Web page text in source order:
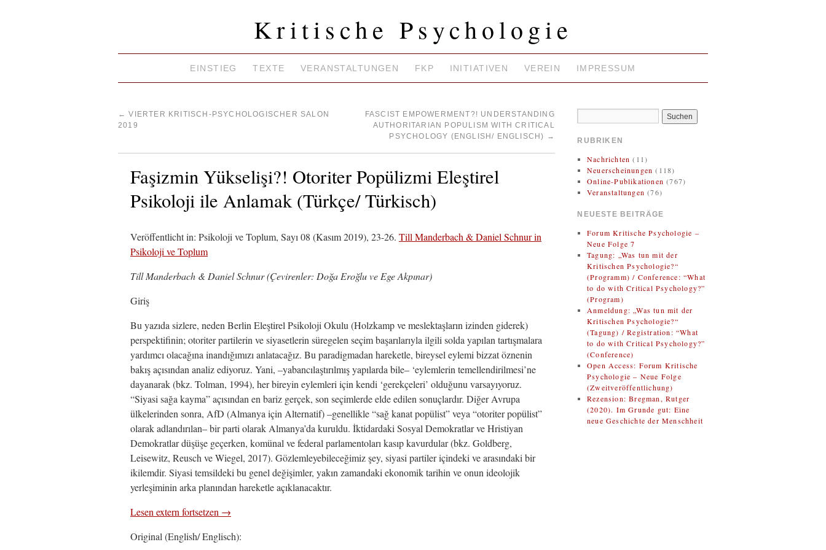
Kritische Psychologie
EINSTIEG TEXTE VERANSTALTUNGEN FKP INITIATIVEN VEREIN IMPRESSUM
← VIERTER KRITISCH-PSYCHOLOGISCHER SALON
2019
FASCIST EMPOWERMENT?! UNDERSTANDING
AUTHORITARIAN POPULISM WITH CRITICAL
PSYCHOLOGY (ENGLISH/ ENGLISCH) →
Faşizmin Yükselişi?! Otoriter Popülizmi Eleştirel
Psikoloji ile Anlamak (Türkçe/ Türkisch)
Veröffentlicht in: Psikoloji ve Toplum, Sayı 08 (Kasım 2019), 23-26. Till Manderbach & Daniel Schnur in
Psikoloji ve Toplum
Till Manderbach & Daniel Schnur (Çevirenler: Doğa Eroğlu ve Ege Akpınar)
Giriş
Bu yazıda sizlere, neden Berlin Eleştirel Psikoloji Okulu (Holzkamp ve meslektaşların izinden giderek)
perspektifinin; otoriter partilerin ve siyasetlerin süregelen seçim başarılarıyla ilgili solda yapılan tartışmalara
yardımcı olacağına inandığımızı anlatacağız. Bu paradigmadan hareketle, bireysel eylemi bizzat öznenin
bakış açısından analiz ediyoruz. Yani, –yabancılaştırılmış yapılarda bile– ‘eylemlerin temellendirilmesi’ne
dayanarak (bkz. Tolman, 1994), her bireyin eylemleri için kendi ‘gerekçeleri’ olduğunu varsayıyoruz.
“Siyasi sağa kayma” açısından en bariz gerçek, son seçimlerde elde edilen sonuçlardır. Diğer Avrupa
ülkelerinden sonra, AfD (Almanya için Alternatif) –genellikle “sağ kanat popülist” veya “otoriter popülist”
olarak adlandırılan– bir parti olarak Almanya’da kuruldu. İktidardaki Sosyal Demokratlar ve Hristiyan
Demokratlar düşüşe geçerken, komünal ve federal parlamentoları kasıp kavurdular (bkz. Goldberg,
Leisewitz, Reusch ve Wiegel, 2017). Gözlemleyebileceğimiz şey, siyasi partiler içindeki ve arasındaki bir
ikilemdir. Siyasi temsildeki bu genel değişimler, yakın zamandaki ekonomik tarihin ve onun ideolojik
yerleşiminin arka planından hareketle açıklanacaktır.
Lesen extern fortsetzen →
Original (English/ Englisch):
RUBRIKEN
Nachrichten (11)
Neuerscheinungen (118)
Online-Publikationen (767)
Veranstaltungen (76)
NEUESTE BEITRÄGE
Forum Kritische Psychologie –
Neue Folge 7
Tagung: „Was tun mit der
Kritischen Psychologie?“
(Programm) / Conference: “What
to do with Critical Psychology?”
(Program)
Anmeldung: „Was tun mit der
Kritischen Psychologie?“
(Tagung) / Registration: “What
to do with Critical Psychology?”
(Conference)
Open Access: Forum Kritische
Psychologie – Neue Folge
(Zweitveröffentlichung)
Rezension: Bregman, Rutger
(2020). Im Grunde gut: Eine
neue Geschichte der Menschheit